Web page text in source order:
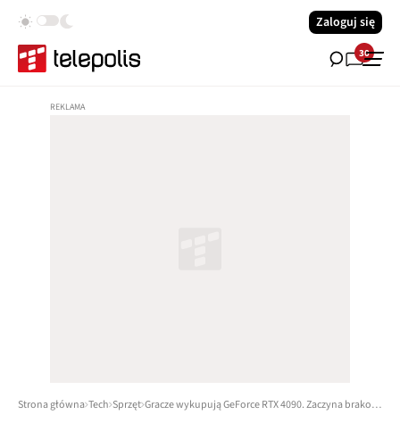
Zaloguj się
30
Strona główna Tech Sprzęt Gracze wykupują GeForce RTX 4090. Zaczyna brakować ich w sklepach